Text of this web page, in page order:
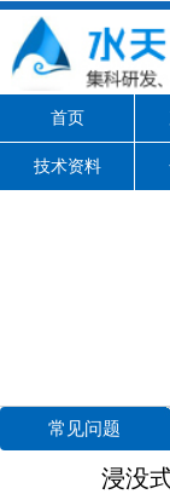
首页
技术资料
常见问题
浸没